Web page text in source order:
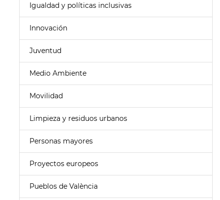
Igualdad y políticas inclusivas
Innovación
Juventud
Medio Ambiente
Movilidad
Limpieza y residuos urbanos
Personas mayores
Proyectos europeos
Pueblos de València